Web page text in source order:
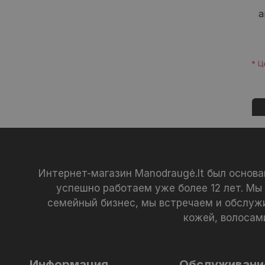
*
Интернет-магазин Manodraugė.lt был
успешно работаем уже более 12 лет.
семейный бизнес, мы встречаем и
кожей,